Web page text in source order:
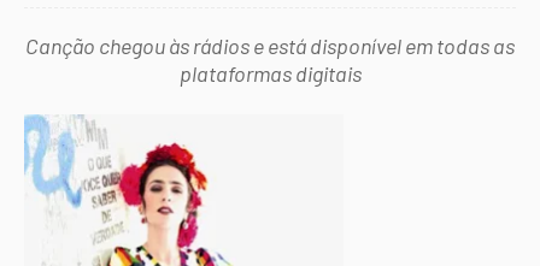
Canção chegou às rádios e está disponível em todas as
plataformas digitais